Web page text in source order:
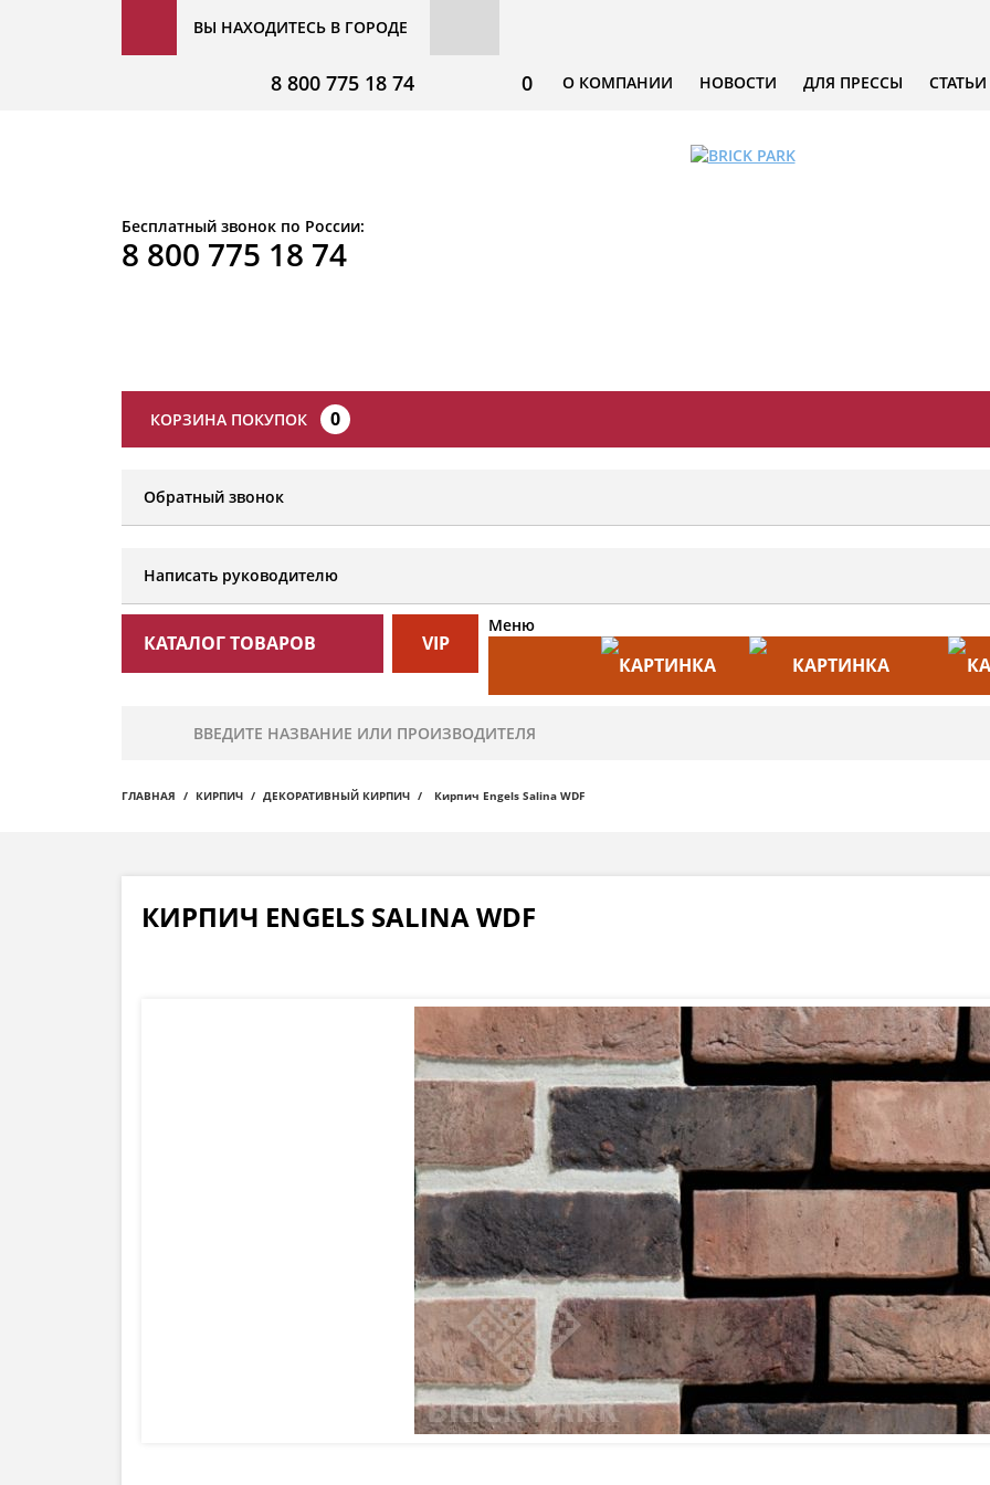
ВЫ НАХОДИТЕСЬ В ГОРОДЕ
О КОМПАНИИ НОВОСТИ ДЛЯ ПРЕССЫ СТАТЬИ
0
8 800 775 18 74
Бесплатный звонок по России:
8 800 775 18 74
КОРЗИНА ПОКУПОК 0
Обратный звонок
Написать руководителю
КАТАЛОГ ТОВАРОВ VIP
Меню
ГЛАВНАЯ КИРПИЧ ДЕКОРАТИВНЫЙ КИРПИЧ Кирпич Engels Salina WDF
КИРПИЧ ENGELS SALINA WDF